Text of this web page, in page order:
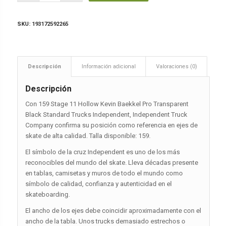
SKU: 193172592265
Descripción Información adicional Valoraciones (0)
Descripción
Con 159 Stage 11 Hollow Kevin Baekkel Pro Transparent
Black Standard Trucks Independent, Independent Truck
Company confirma su posición como referencia en ejes de
skate de alta calidad. Talla disponible: 159.
El símbolo de la cruz Independent es uno de los más
reconocibles del mundo del skate. Lleva décadas presente
en tablas, camisetas y muros de todo el mundo como
símbolo de calidad, confianza y autenticidad en el
skateboarding.
El ancho de los ejes debe coincidir aproximadamente con el
ancho de la tabla. Unos trucks demasiado estrechos o